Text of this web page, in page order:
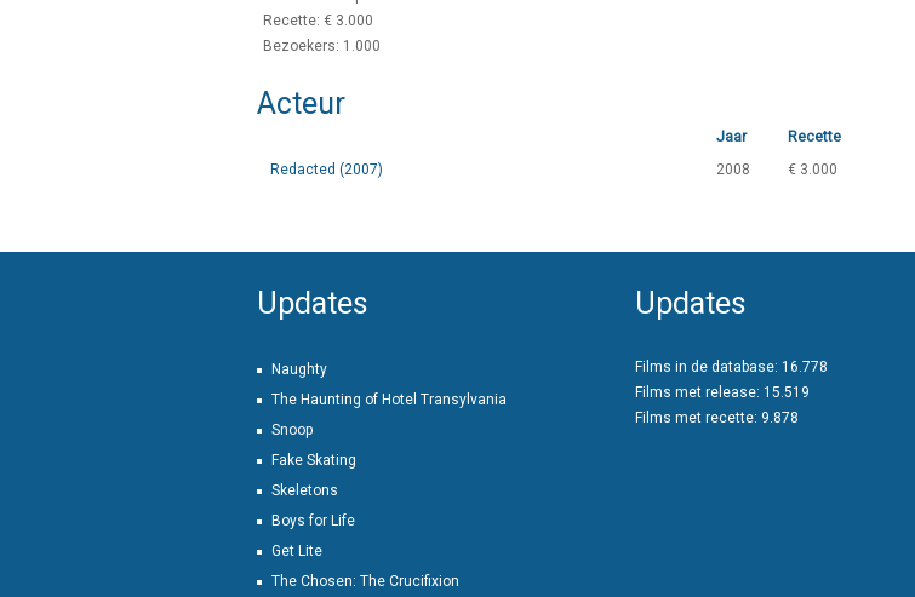
Recette: € 3.000
Bezoekers: 1.000
Acteur
Jaar Recette
Redacted (2007)
2008 € 3.000
Updates
Naughty
The Haunting of Hotel Transylvania
Snoop
Fake Skating
Skeletons
Boys for Life
Get Lite
The Chosen: The Crucifixion
Updates
Films in de database: 16.778
Films met release: 15.519
Films met recette: 9.878